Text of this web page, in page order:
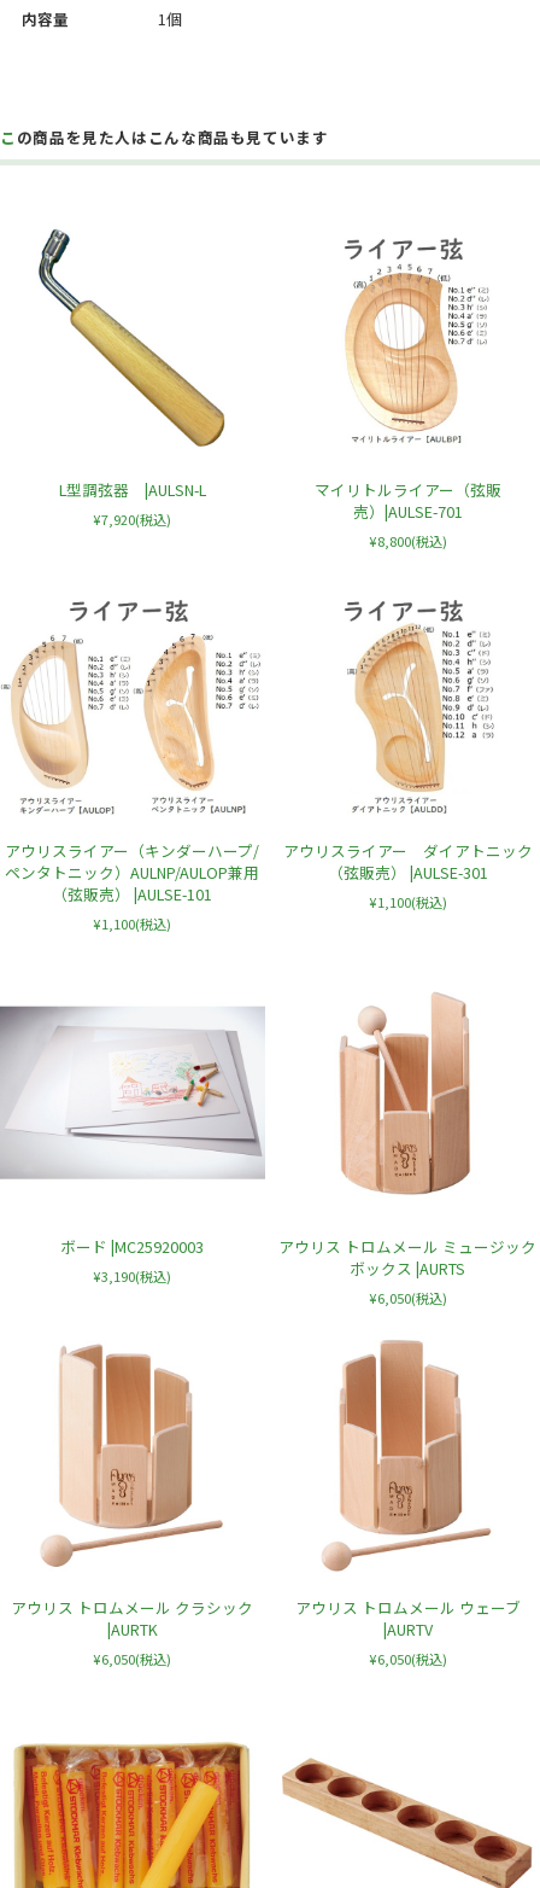
内容量 1個
この商品を見た人はこんな商品も見ています
L型調弦器 |AULSN-L
¥7,920(税込)
マイリトルライアー（弦販
売）|AULSE-701
¥8,800(税込)
アウリスライアー（キンダーハープ/
ペンタトニック）AULNP/AULOP兼用
（弦販売） |AULSE-101
¥1,100(税込)
アウリスライアー ダイアトニック
（弦販売） |AULSE-301
¥1,100(税込)
ボード |MC25920003
¥3,190(税込)
アウリス トロムメール ミュージック
ボックス |AURTS
¥6,050(税込)
アウリス トロムメール クラシック
|AURTK
¥6,050(税込)
アウリス トロムメール ウェーブ
|AURTV
¥6,050(税込)